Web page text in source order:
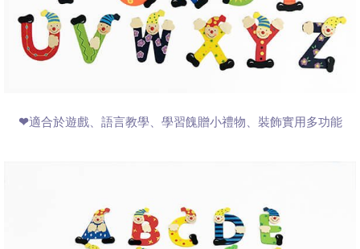
❤適合於遊戲、語言教學、學習餽贈小禮物 、裝飾實用多功能